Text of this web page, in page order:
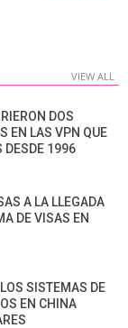
VIEW ALL
DOS
EN LAS VPN QUE
DESDE 1996
A LA LLEGADA
DE VISAS EN
SISTEMAS DE
EN CHINA